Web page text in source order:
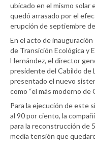
ubicado en el mismo
quedó arrasado por el
erupción de septiembre
En el acto de
de Transición Ecológica y
Hernández, el director
presidente del Cabildo de
presentado el nuevo
como “el más moderno de
Para la ejecución de este
al 90 por ciento, la
para la reconstrucción de
media tensión que